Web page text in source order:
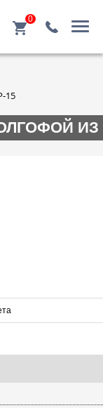
0
15
ИЗ